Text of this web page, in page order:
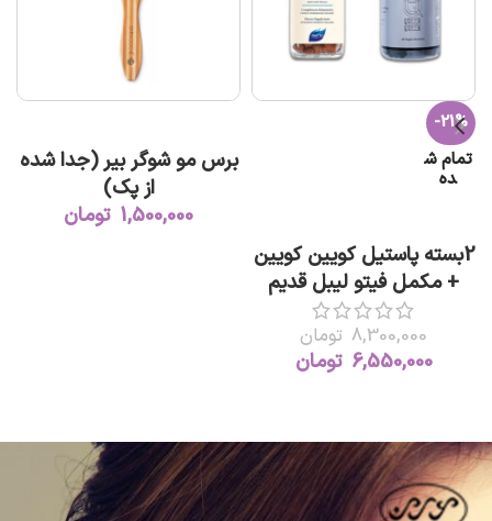
-21%
تمام ش
ده
2بسته پاستیل کویین کویین
+ مکمل فیتو لیبل قدیم
8,300,000 تومان
6,550,000 تومان
برس مو شوگر بیر (جدا شده
از پک)
1,500,000 تومان